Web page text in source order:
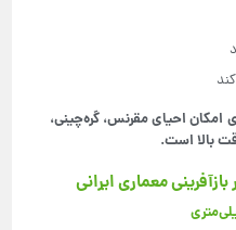
امکان احیای مقرنس، گره‌چینی،
بالا است.
معماری ایرانی